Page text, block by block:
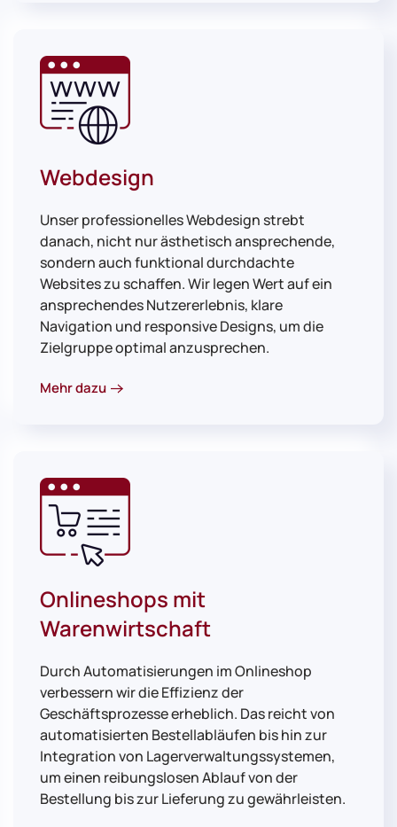
Webdesign
Unser professionelles Webdesign strebt
danach, nicht nur ästhetisch ansprechende,
sondern auch funktional durchdachte
Websites zu schaffen. Wir legen Wert auf ein
ansprechendes Nutzererlebnis, klare
Navigation und responsive Designs, um die
Zielgruppe optimal anzusprechen.
Mehr dazu
Onlineshops mit
Warenwirtschaft
Durch Automatisierungen im Onlineshop
verbessern wir die Effizienz der
Geschäftsprozesse erheblich. Das reicht von
automatisierten Bestellabläufen bis hin zur
Integration von Lagerverwaltungssystemen,
um einen reibungslosen Ablauf von der
Bestellung bis zur Lieferung zu gewährleisten.